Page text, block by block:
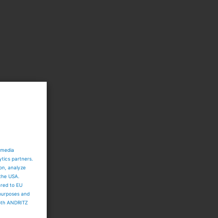
partners.
analyze
USA.
to EU
and
ANDRITZ